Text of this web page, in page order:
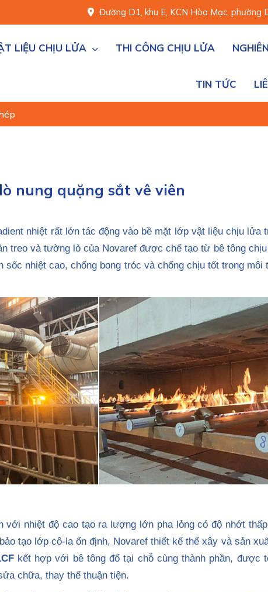
Đường D1, khu E, KCN Hòa Mạc, phường
LIỆU CHỊU LỬA THI CÔNG CHỊU LỬA
TIN TỨC
nung quặng sắt vê viên
nhiệt rất lớn tác động vào bề mặt lớp vật liệu chịu lửa
treo và tường lò của Novaref được chế tạo từ bê tông
sốc nhiệt cao, chống bong tróc và chống chịu tốt trong
với nhiệt độ cao tạo ra lượng lớn pha lỏng có độ nhớt
tạo lớp cô-la ổn định, Novaref thiết kế thể xây và sản
kết hợp với bê tông đổ tại chỗ cùng thành phần, được
chữa, thay thế thuận tiện.